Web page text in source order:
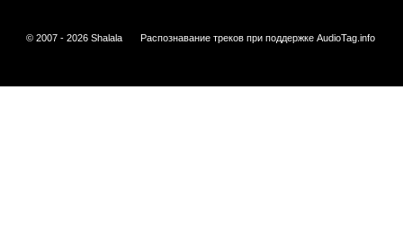
© 2007 - 2026 Shalala Распознавание треков при поддержке AudioTag.info